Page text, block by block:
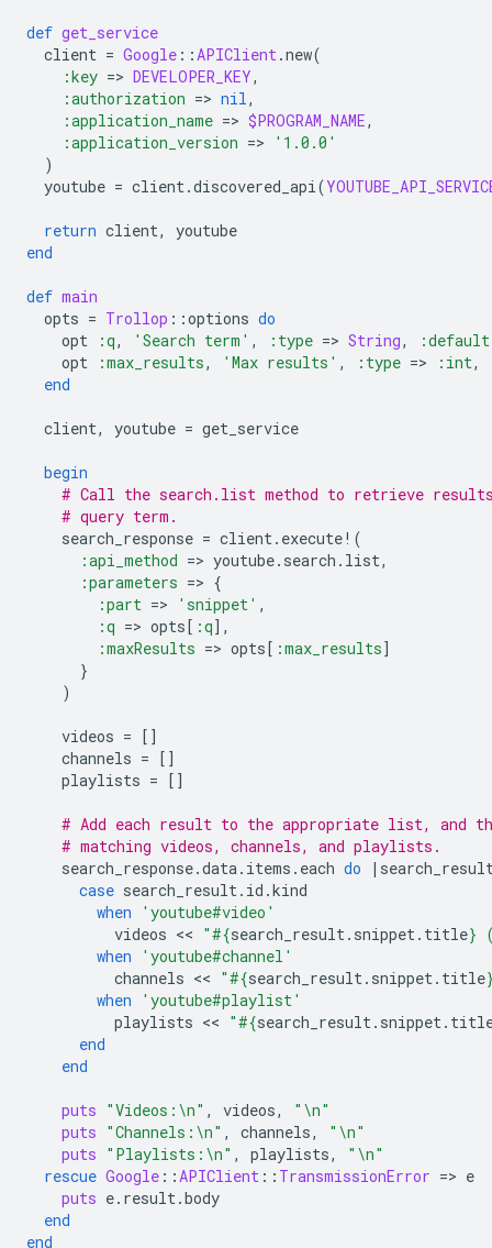
def get_service
client = Google ::APIClient.new(
:key => DEVELOPER_KEY,
:authorization => nil,
:application_name => $PROGRAM_NAME,
:application_version =>
'1.0.0'
)
youtube = client.discovered_api(
return client,
youtube
end
def main
opts = Trollop ::options do
opt
:q, 'Search term' , :type => String,
:default
opt
:max_results, 'Max results' , :type => :int,
end
client, youtube = get_service
begin
# Call the search.list method to retrieve
# query term.
search_response = client. execute! (
:api_method => youtube. search . list,
:parameters => {
:part => 'snippet' ,
:q => opts[ :q] ,
:maxResults => opts[ :max_results]
}
)
videos = []
channels = []
playlists = []
# Add each result to the appropriate list, and
# matching videos, channels, and playlists.
search_response.data. items . each do |
case search_result. id .kind
when
'youtube#video'
videos << "#{search_result. snippet. title}
when
'youtube#channel'
channels << "#{search_result. snippet. title
when
'youtube#playlist'
playlists << "#{search_result. snippet.
end
end
puts "Videos: \n" , videos, " \n"
puts "Channels: \n" , channels, " \n"
puts "Playlists: \n" , playlists, " \n"
rescue Google ::APIClient :: TransmissionError => e
puts e. result.body
end
end